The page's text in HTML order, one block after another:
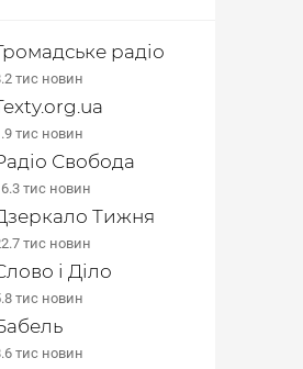
радіо
тис новин
тис новин
Свобода
тис новин
Тижня
тис новин
і Діло
тис новин
тис новин